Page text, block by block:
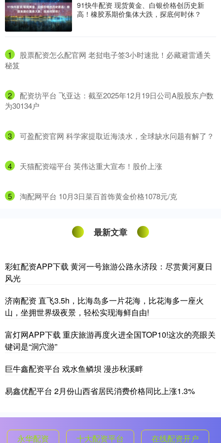
91快牛配资 现货黄金、白银价格创历史新
高！橡胶系期价集体大跌，探底何时休？
1
​股票配资怎么配官网 老挝电子签3小时速批！必藏避雷通关
秘笈
2
​配资坊平台 飞亚达：截至2025年12月19日公司A股股东户数
为30134户
3 ​可盈配资官网 科学家提取近海淡水，全球缺水问题有解了？
4 ​天猫配资端平台 英伟达重大宣布！股价上涨
5 ​淘配网平台 10月3日菜百首饰黄金价格1078元/克
最新文章
彩虹配资APP下载 黄河一号旅游公路永济段：尽赏黄河夏日
风光
济南配资 直飞3.5h，比海岛多一片花海，比花海多一座火
山，坐拥世界级夜景，轻松实现海鲜自由!
富灯网APP下载 重庆旅游再度火进全国TOP10!这次的亮眼关
键词是“洞穴游”
巨牛鑫配资平台 戏水鱼鳞坝 漫步秋溪畔
易鑫优配平台 2月份山西省居民消费价格同比上涨1.3%
永华配资 十大配资平台 在线配资开户